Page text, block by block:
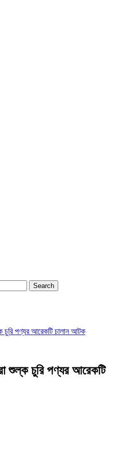
চুরি পণ্যর আরেকটি চালান আটক
শুল্ক চুরি পণ্যর আরেকটি